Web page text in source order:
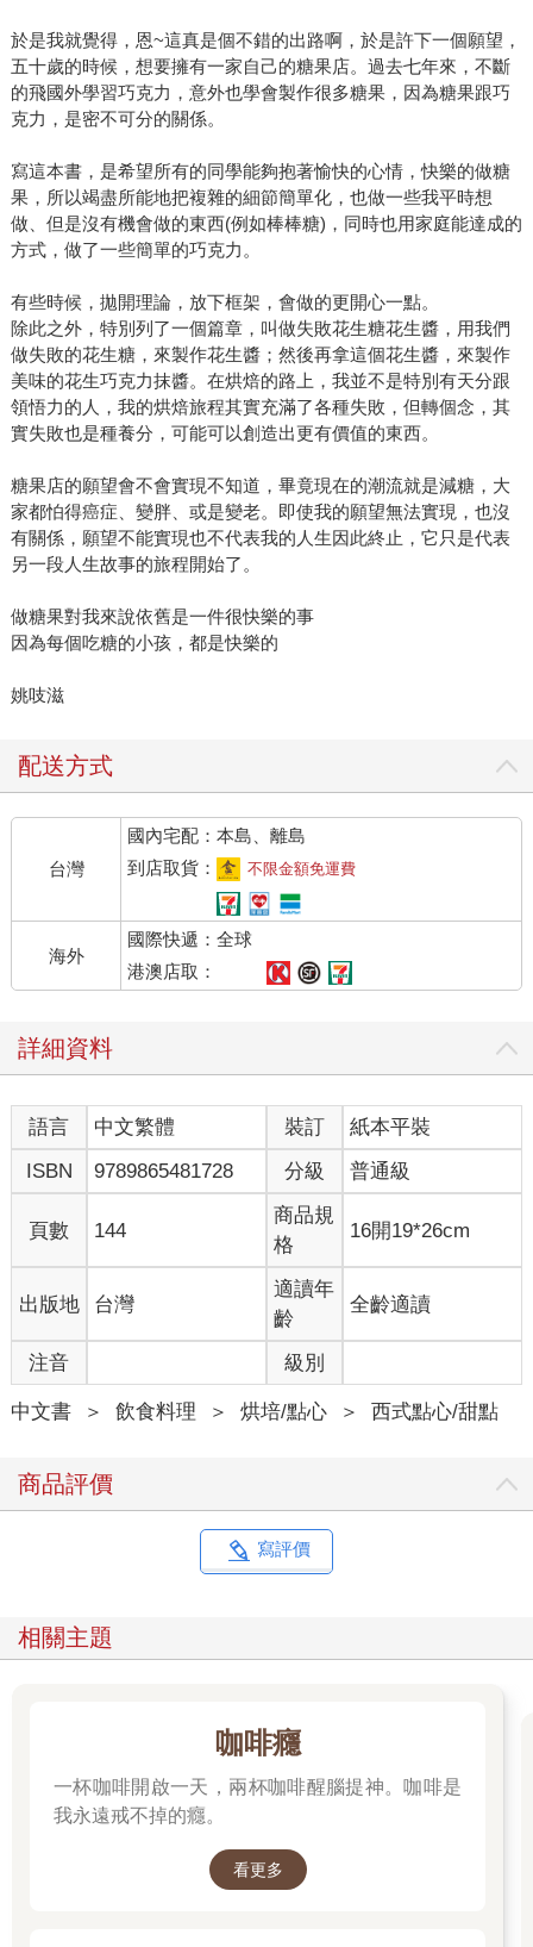
於是我就覺得，恩~這真是個不錯的出路啊，於是許下一個願望，
五十歲的時候，想要擁有一家自己的糖果店。過去七年來，不斷
的飛國外學習巧克力，意外也學會製作很多糖果，因為糖果跟巧
克力，是密不可分的關係。
寫這本書，是希望所有的同學能夠抱著愉快的心情，快樂的做糖
果，所以竭盡所能地把複雜的細節簡單化，也做一些我平時想
做、但是沒有機會做的東西(例如棒棒糖)，同時也用家庭能達成的
方式，做了一些簡單的巧克力。
有些時候，拋開理論，放下框架，會做的更開心一點。
除此之外，特別列了一個篇章，叫做失敗花生糖花生醬，用我們
做失敗的花生糖，來製作花生醬；然後再拿這個花生醬，來製作
美味的花生巧克力抹醬。在烘焙的路上，我並不是特別有天分跟
領悟力的人，我的烘焙旅程其實充滿了各種失敗，但轉個念，其
實失敗也是種養分，可能可以創造出更有價值的東西。
糖果店的願望會不會實現不知道，畢竟現在的潮流就是減糖，大
家都怕得癌症、變胖、或是變老。即使我的願望無法實現，也沒
有關係，願望不能實現也不代表我的人生因此終止，它只是代表
另一段人生故事的旅程開始了。
做糖果對我來說依舊是一件很快樂的事
因為每個吃糖的小孩，都是快樂的
姚吱滋
配送方式
台灣
國內宅配：本島、離島
到店取貨：
不限金額免運費
海外
國際快遞：全球
港澳店取：
詳細資料
語言 中文繁體 裝訂
紙本平裝
ISBN
9789865481728 分級 普通級
頁數 144
商品規
格
16開19*26cm
出版地 台灣
適讀年
齡
全齡適讀
注音 級別
中文書 ＞ 飲食料理 ＞ 烘培/點心 ＞ 西式點心/甜點
商品評價
寫評價
相關主題
咖啡癮
一杯咖啡開啟一天，兩杯咖啡醒腦提神。咖啡是
我永遠戒不掉的癮。
看更多